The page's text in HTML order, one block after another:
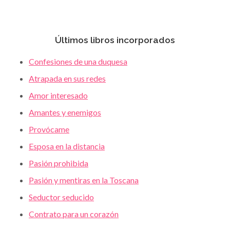
Últimos libros incorporados
Confesiones de una duquesa
Atrapada en sus redes
Amor interesado
Amantes y enemigos
Provócame
Esposa en la distancia
Pasión prohibida
Pasión y mentiras en la Toscana
Seductor seducido
Contrato para un corazón